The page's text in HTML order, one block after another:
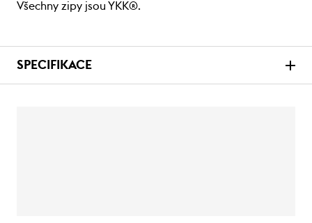
Všechny zipy jsou YKK®.
SPECIFIKACE